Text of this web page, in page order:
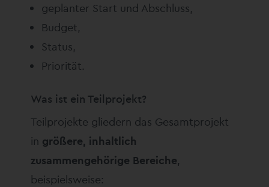
geplanter Start und Abschluss,
Budget,
Status,
Priorität.
Was ist ein Teilprojekt?
Teilprojekte gliedern das Gesamtprojekt
in größere, inhaltlich
zusammengehörige Bereiche,
beispielsweise: